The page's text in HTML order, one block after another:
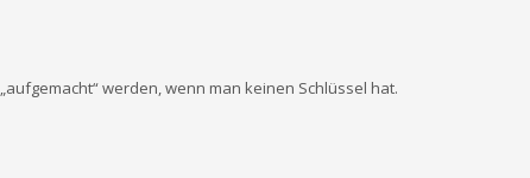
werden, wenn man keinen Schlüssel hat.